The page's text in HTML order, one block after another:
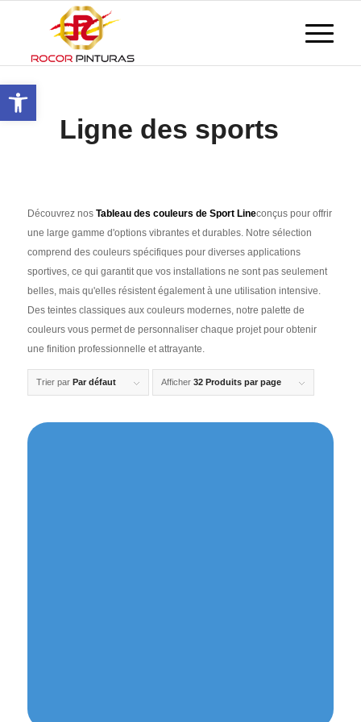
Ouvrir la barre d'outils
Ligne des sports
Découvrez nos Tableau des couleurs de Sport Lineconçus pour offrir
une large gamme d'options vibrantes et durables. Notre sélection
comprend des couleurs spécifiques pour diverses applications
sportives, ce qui garantit que vos installations ne sont pas seulement
belles, mais qu'elles résistent également à une utilisation intensive.
Des teintes classiques aux couleurs modernes, notre palette de
couleurs vous permet de personnaliser chaque projet pour obtenir
une finition professionnelle et attrayante.
Trier par Par défaut Afficher 32 Produits par page